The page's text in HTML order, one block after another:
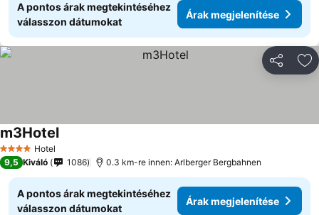
A pontos árak megtekintéséhez
válasszon dátumokat
Árak megjelenítése
4 KategóriaHotel
m3Hotel
9,5 Kiváló 1086 0.3 km-re innen: Arlberger Bergbahnen
A pontos árak megtekintéséhez
válasszon dátumokat
Árak megjelenítése